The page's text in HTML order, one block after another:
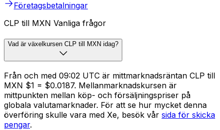
Företagsbetalningar
CLP till MXN Vanliga frågor
Vad är växelkursen CLP till MXN idag?
Från och med 09:02 UTC är mittmarknadsräntan CLP till
MXN $1 = $0.0187. Mellanmarknadskursen är
mittpunkten mellan köp- och försäljningspriser på
globala valutamarknader. För att se hur mycket denna
överföring skulle vara med Xe, besök vår sida för skicka
pengar.